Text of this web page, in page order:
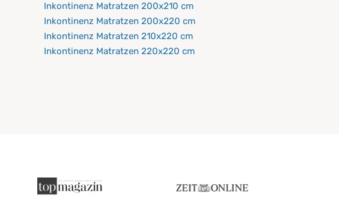
Inkontinenz Matratzen 200x210 cm
Inkontinenz Matratzen 200x220 cm
Inkontinenz Matratzen 210x220 cm
Inkontinenz Matratzen 220x220 cm